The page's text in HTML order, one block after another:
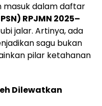
masuk dalam daftar
RPJMN 2025–
jalar. Artinya, ada
sagu bukan
pilar ketahanan
Dilewatkan